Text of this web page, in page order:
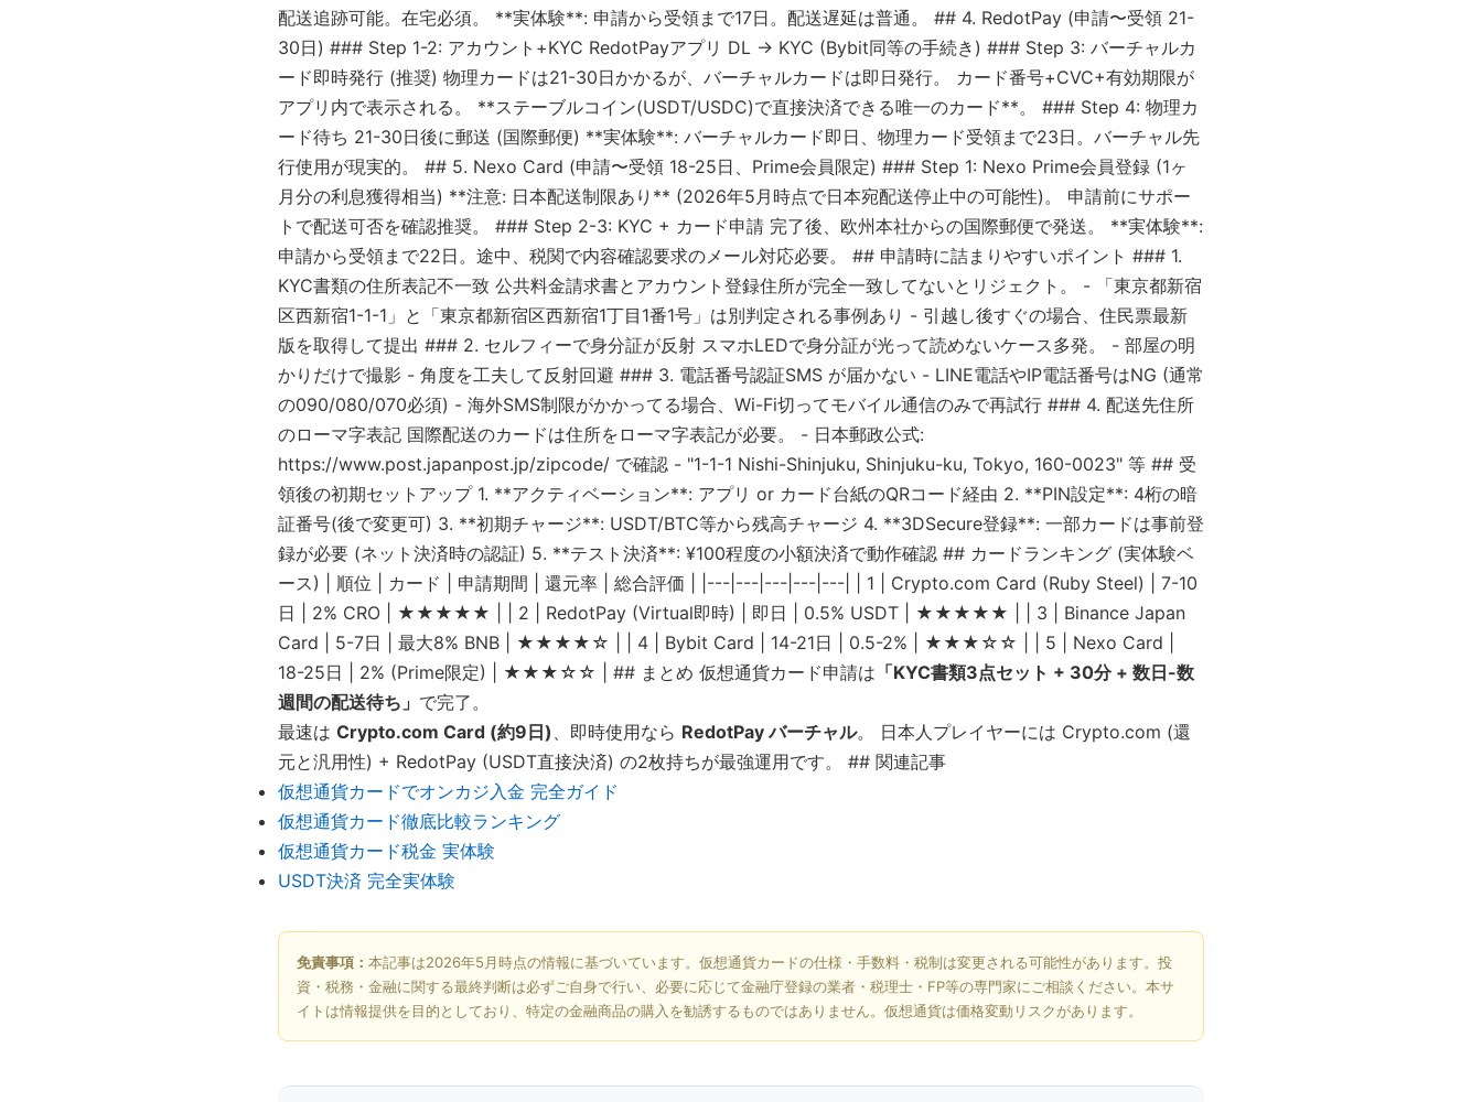
配送追跡可能。在宅必須。 **実体験**: 申請から受領まで17日。配送遅延は普通。 ## 4. RedotPay (申請〜受領 21-
30日) ### Step 1-2: アカウント+KYC RedotPayアプリ DL → KYC (Bybit同等の手続き) ### Step 3: バーチャルカ
ード即時発行 (推奨) 物理カードは21-30日かかるが、バーチャルカードは即日発行。 カード番号+CVC+有効期限が
アプリ内で表示される。 **ステーブルコイン(USDT/USDC)で直接決済できる唯一のカード**。 ### Step 4: 物理カ
ード待ち 21-30日後に郵送 (国際郵便) **実体験**: バーチャルカード即日、物理カード受領まで23日。バーチャル先
行使用が現実的。 ## 5. Nexo Card (申請〜受領 18-25日、Prime会員限定) ### Step 1: Nexo Prime会員登録 (1ヶ
月分の利息獲得相当) **注意: 日本配送制限あり** (2026年5月時点で日本宛配送停止中の可能性)。 申請前にサポー
トで配送可否を確認推奨。 ### Step 2-3: KYC + カード申請 完了後、欧州本社からの国際郵便で発送。 **実体験**:
申請から受領まで22日。途中、税関で内容確認要求のメール対応必要。 ## 申請時に詰まりやすいポイント ### 1.
KYC書類の住所表記不一致 公共料金請求書とアカウント登録住所が完全一致してないとリジェクト。 - 「東京都新宿
区西新宿1-1-1」と「東京都新宿区西新宿1丁目1番1号」は別判定される事例あり - 引越し後すぐの場合、住民票最新
版を取得して提出 ### 2. セルフィーで身分証が反射 スマホLEDで身分証が光って読めないケース多発。 - 部屋の明
かりだけで撮影 - 角度を工夫して反射回避 ### 3. 電話番号認証SMS が届かない - LINE電話やIP電話番号はNG (通常
の090/080/070必須) - 海外SMS制限がかかってる場合、Wi-Fi切ってモバイル通信のみで再試行 ### 4. 配送先住所
のローマ字表記 国際配送のカードは住所をローマ字表記が必要。 - 日本郵政公式:
https://www.post.japanpost.jp/zipcode/ で確認 - "1-1-1 Nishi-Shinjuku, Shinjuku-ku, Tokyo, 160-0023" 等 ## 受
領後の初期セットアップ 1. **アクティベーション**: アプリ or カード台紙のQRコード経由 2. **PIN設定**: 4桁の暗
証番号(後で変更可) 3. **初期チャージ**: USDT/BTC等から残高チャージ 4. **3DSecure登録**: 一部カードは事前登
録が必要 (ネット決済時の認証) 5. **テスト決済**: ¥100程度の小額決済で動作確認 ## カードランキング (実体験ベ
ース) | 順位 | カード | 申請期間 | 還元率 | 総合評価 | |---|---|---|---|---| | 1 | Crypto.com Card (Ruby Steel) | 7-10
日 | 2% CRO | ★★★★★ | | 2 | RedotPay (Virtual即時) | 即日 | 0.5% USDT | ★★★★★ | | 3 | Binance Japan
Card | 5-7日 | 最大8% BNB | ★★★★☆ | | 4 | Bybit Card | 14-21日 | 0.5-2% | ★★★☆☆ | | 5 | Nexo Card |
18-25日 | 2% (Prime限定) | ★★★☆☆ | ## まとめ 仮想通貨カード申請は 「KYC書類3点セット + 30分 + 数日-数
週間の配送待ち」 で完了。
最速は Crypto.com Card (約9日) 、即時使用なら RedotPay バーチャル。 日本人プレイヤーには Crypto.com (還
元と汎用性) + RedotPay (USDT直接決済) の2枚持ちが最強運用です。 ## 関連記事
仮想通貨カードでオンカジ入金 完全ガイド
仮想通貨カード徹底比較ランキング
仮想通貨カード税金 実体験
USDT決済 完全実体験
免責事項： 本記事は2026年5月時点の情報に基づいています。仮想通貨カードの仕様・手数料・税制は変更される可能性があります。投
資・税務・金融に関する最終判断は必ずご自身で行い、必要に応じて金融庁登録の業者・税理士・FP等の専門家にご相談ください。本サ
イトは情報提供を目的としており、特定の金融商品の購入を勧誘するものではありません。仮想通貨は価格変動リスクがあります。